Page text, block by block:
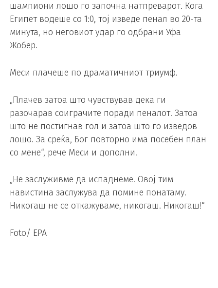
шампиони лошо го започна натпреварот. Кога
Египет водеше со 1:0, тој изведе пенал во 20-та
минута, но неговиот удар го одбрани Уфа
Жобер.
Меси плачеше по драматичниот триумф.
„Плачев затоа што чувствував дека ги
разочарав соиграчите поради пеналот. Затоа
што не постигнав гол и затоа што го изведов
лошо. За среќа, Бог повторно има посебен план
со мене“, рече Меси и дополни.
„Не заслуживме да испаднеме. Овој тим
навистина заслужува да помине понатаму.
Никогаш не се откажуваме, никогаш. Никогаш!“
Foto/ EPA